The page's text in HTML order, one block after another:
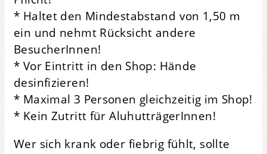
* Haltet den Mindestabstand von 1,50 m
ein und nehmt Rücksicht andere
BesucherInnen!
* Vor Eintritt in den Shop: Hände
desinfizieren!
* Maximal 3 Personen gleichzeitig im Shop!
* Kein Zutritt für AluhutträgerInnen!
Wer sich krank oder fiebrig fühlt, sollte